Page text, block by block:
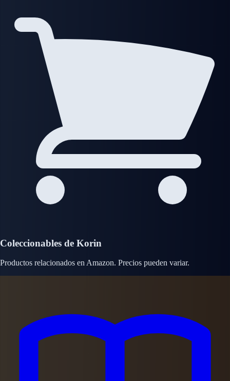
Coleccionables de Korin
Productos relacionados en Amazon. Precios pueden variar.